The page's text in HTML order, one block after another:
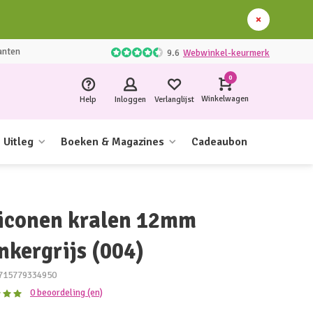
9.6 Webwinkel-keurmerk
Help Inloggen Verlanglijst
0
Winkelwagen
Uitleg Boeken & Magazines Cadeaubon
kralen 12mm
(004)
0 beoordeling (en)